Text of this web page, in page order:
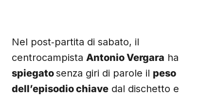
Nel post‑partita di sabato, il
centrocampista Antonio Vergara ha
spiegatosenza giri di parole il peso
dell’episodio chiave dal dischetto e